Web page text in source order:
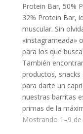
Protein Bar, 50%
32% Protein Bar,
muscular. Sin
«instagrameada»
para los que
También
productos,
para darte un
nuestras barritas
primas de la
Mostrando 1–9